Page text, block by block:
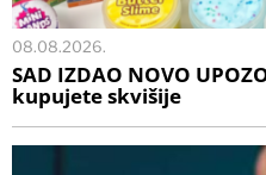
08.08.2026.
SAD IZDAO NOVO
kupujete skvišije